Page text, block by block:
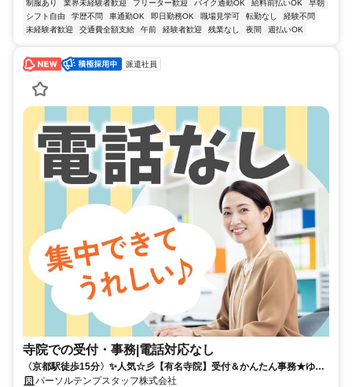
制服あり 業界未経験者歓迎 フリーター歓迎 バイク通勤OK 給料前払いOK
早朝
シフト自由
学歴不問 車通勤OK 即日勤務OK 職場見学可 転勤なし
経験不問
未経験者歓迎
交通費全額支給 午前 経験者歓迎 残業なし 夜間 週払いOK
派遣社員
寺院での受付・事務|電話対応なし
〈京都駅徒歩15分〉✨️人気☆彡【有名寺院】受付＆かんたん事務★ゆっ
たり♪車通勤OK◎
パーソルテンプスタッフ株式会社